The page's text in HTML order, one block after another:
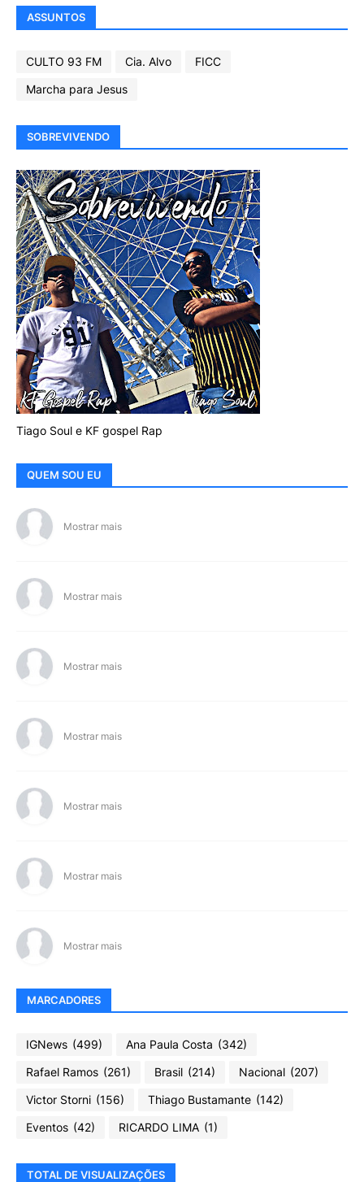
ASSUNTOS
CULTO 93 FM Cia. Alvo
FICC
Marcha para Jesus
SOBREVIVENDO
Tiago Soul e KF gospel Rap
QUEM SOU EU
Mostrar mais
Mostrar mais
Mostrar mais
Mostrar mais
Mostrar mais
Mostrar mais
Mostrar mais
MARCADORES
IGNews (499) Ana Paula Costa (342)
Rafael Ramos (261) Brasil (214) Nacional (207)
Victor Storni (156) Thiago Bustamante (142)
Eventos (42) RICARDO LIMA (1)
TOTAL DE VISUALIZAÇÕES